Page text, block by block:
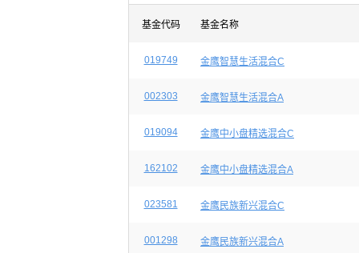
基金代码 基金名称
019749 金鹰智慧生活混合C
002303 金鹰智慧生活混合A
019094 金鹰中小盘精选混合C
162102 金鹰中小盘精选混合A
023581 金鹰民族新兴混合C
001298 金鹰民族新兴混合A